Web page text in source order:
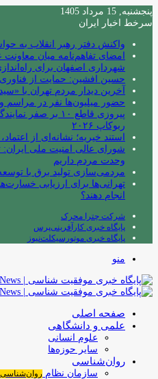
پنجشنبه, 15 مرداد 1405
سرخط اخبار ایران
واکنش دفتر رهبر انقلاب به
امضای تفاهم‌نامه میان
شهرداری اصفهان برای
حسین افشین: حمایت از
آخرین دیدار مردم تهران با
حضور میلیون‌ها نفر در مراسم
پیروزی قاطع ۱۰ بر
ربوکاپ ۲۰۲۶
استند خیریه؛ نشانه‌ای از
شورای عالی امنیت ملی ایران:
وحدت مردم داریم
مردمی‌سازی تولید برق با
تهرانی‌ها برای ارزیابی
انجام دهند؟
شرکت چترا محرک
پایگاه خبری کارآفرینی‌پرس
پایگاه خبری موتورسیکلت‌نیوز
منو
صفحه اصلی
علمی و دانشگاهی
علوم انسانی
سایر حوزه‌ها
روان‌شناسی
سازمان نظام